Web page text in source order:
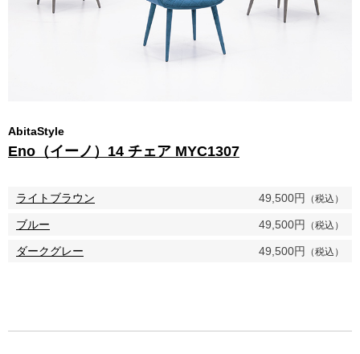
AbitaStyle
Eno（イーノ）14 チェア MYC1307
ライトブラウン 49,500円 （税込）
ブルー 49,500円 （税込）
ダークグレー 49,500円 （税込）